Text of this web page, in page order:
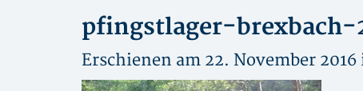
pfingstlager-brexbach-
Erschienen am 22. November 2016